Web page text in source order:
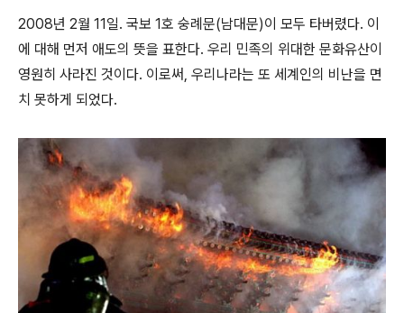
2008년 2월 11일. 국보 1호 숭례문(남대문)이 모두 타버렸다. 이
에 대해 먼저 애도의 뜻을 표한다. 우리 민족의 위대한 문화유산이
영원히 사라진 것이다. 이로써, 우리나라는 또 세계인의 비난을 면
치 못하게 되었다.